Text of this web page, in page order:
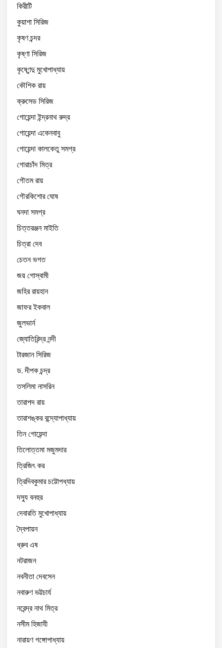
কিরীটি
কুয়াশা সিরিজ
কৃষণ চন্দর
কৃষ্ণা সিরিজ
কৃষ্ণেন্দু মুখোপাধ্যায়
কৌশিক রায়
ক্রুসেড সিরিজ
গোয়েন্দা ইন্দ্রনাথ রুদ্র
গোয়েন্দা একেনবাবু
গোয়েন্দা কালকেতু সমগ্র
গোরাচাঁদ মিত্র
গৌতম রায়
গৌরকিশোর ঘোষ
ঘনদা সমগ্র
চিত্তরঞ্জন মাইতি
চিত্রা দেব
চেতন ভগত
জয় গোস্বামী
জহির রায়হান
জাফর ইকবাল
জুলভার্ন
জ্যোতিরিন্দ্র নন্দী
টারজান সিরিজ
ড. দীপক চন্দ্র
তসলিমা নাসরিন
তারাপদ রায়
তারাশঙ্কর বন্দ্যোপাধ্যায়
তিন গোয়েন্দা
তিলোত্তমা মজুমদার
ত্রিজিৎ কর
ত্রিদিবকুমার চট্টোপধ্যায়
দস্যু বনহুর
দেবারতি মুখোপাধ্যায়
দ্বৈপায়ন
ধ্রুব এষ
নটরাজন
নবনীতা দেবসেন
নবারুণ ভট্টচার্য
নরেন্দ্র নাথ মিত্র
নসীম হিজাযী
নারায়ণ গঙ্গোপাধ্যায়